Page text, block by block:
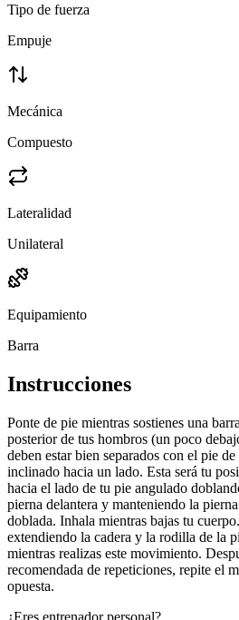
Tipo de fuerza
Empuje
Mecánica
Compuesto
Lateralidad
Unilateral
Equipamiento
Barra
Instrucciones
Ponte de pie mientras sostienes una
posterior de tus hombros (un poco
deben estar bien separados con el pie
inclinado hacia un lado. Esta será tu
hacia el lado de tu pie angulado
pierna delantera y manteniendo la
doblada. Inhala mientras bajas tu
extendiendo la cadera y la rodilla de la
mientras realizas este movimiento.
recomendada de repeticiones, repite el
opuesta.
¿Eres entrenador personal?